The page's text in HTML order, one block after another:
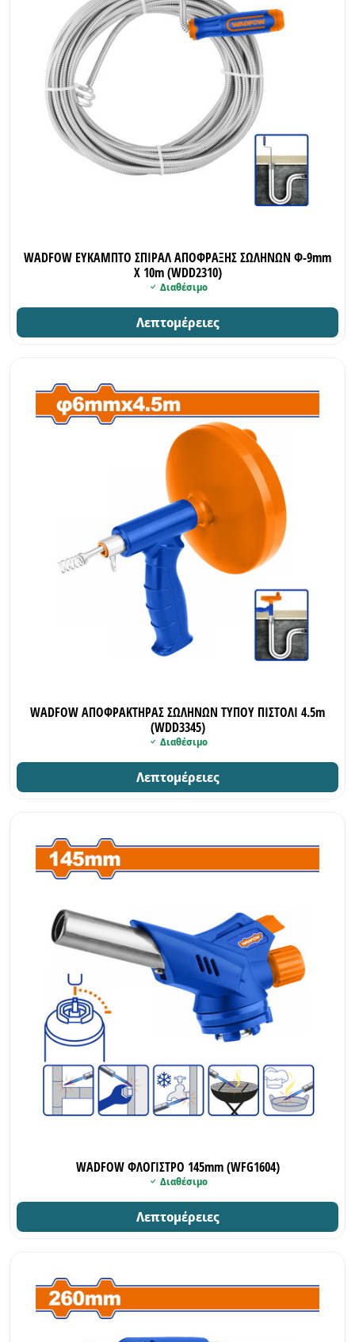
WADFOW ΕΥΚΑΜΠΤΟ ΣΠΙΡΑΛ ΑΠΟΦΡΑΞΗΣ ΣΩΛΗΝΩΝ Φ-9mm
X 10m (WDD2310)
Διαθέσιμο
Λεπτομέρειες
WADFOW ΑΠΟΦΡΑΚΤΗΡΑΣ ΣΩΛΗΝΩΝ ΤΥΠΟΥ ΠΙΣΤΟΛΙ 4.5m
(WDD3345)
Διαθέσιμο
Λεπτομέρειες
WADFOW ΦΛΟΓΙΣΤΡΟ 145mm (WFG1604)
Διαθέσιμο
Λεπτομέρειες